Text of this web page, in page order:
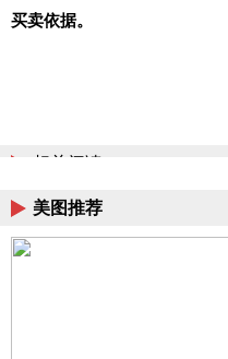
买卖依据。
美图推荐